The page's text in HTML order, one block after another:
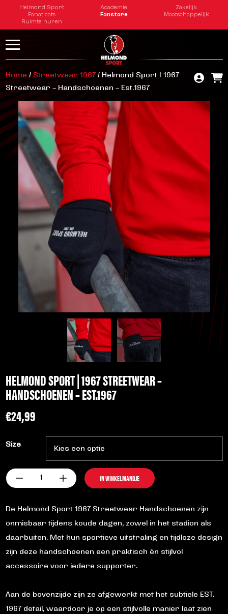
Helmond Sport Academie
Zakelijk
Fanaticats
Fanstore
Maatschappelijk
Ruimte huren
Home / Streetwear 1967/ Helmond Sport | 1967
Streetwear – Handschoenen – Est.1967
HELMOND SPORT | 1967 STREETWEAR –
HANDSCHOENEN – EST.1967
De Helmond Sport 1967 Streetwear Handschoenen zijn
onmisbaar tijdens koude dagen, zowel in het stadion als
daarbuiten. Met hun sportieve uitstraling en tijdloze design
zijn deze handschoenen een praktisch én stijlvol
accessoire voor iedere supporter.
Aan de bovenzijde zijn ze afgewerkt met het subtiele EST.
1967 detail, waardoor je op een stijlvolle manier laat zien
€24,99
Size
Helmond
Sport
1967
-
Handschoenen
Est.1967
aantal
IN WINKELMANDJE